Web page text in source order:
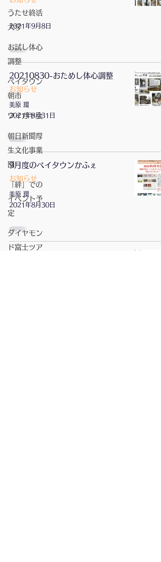
うたせ終活
大学
お試し体心
調整
ベイタウン
朝市
ワイガヤ会
朝日新聞厚
生文化事業
団
「絆」での
イベント予
定
ダイヤモン
ド富士ツア
-
2021年9月8日
20210830-おためし体心調整
お知らせ
美原 環
2021年8月31日
9月度のベイタウンかふぇ
お知らせ
美原 環
2021年8月30日